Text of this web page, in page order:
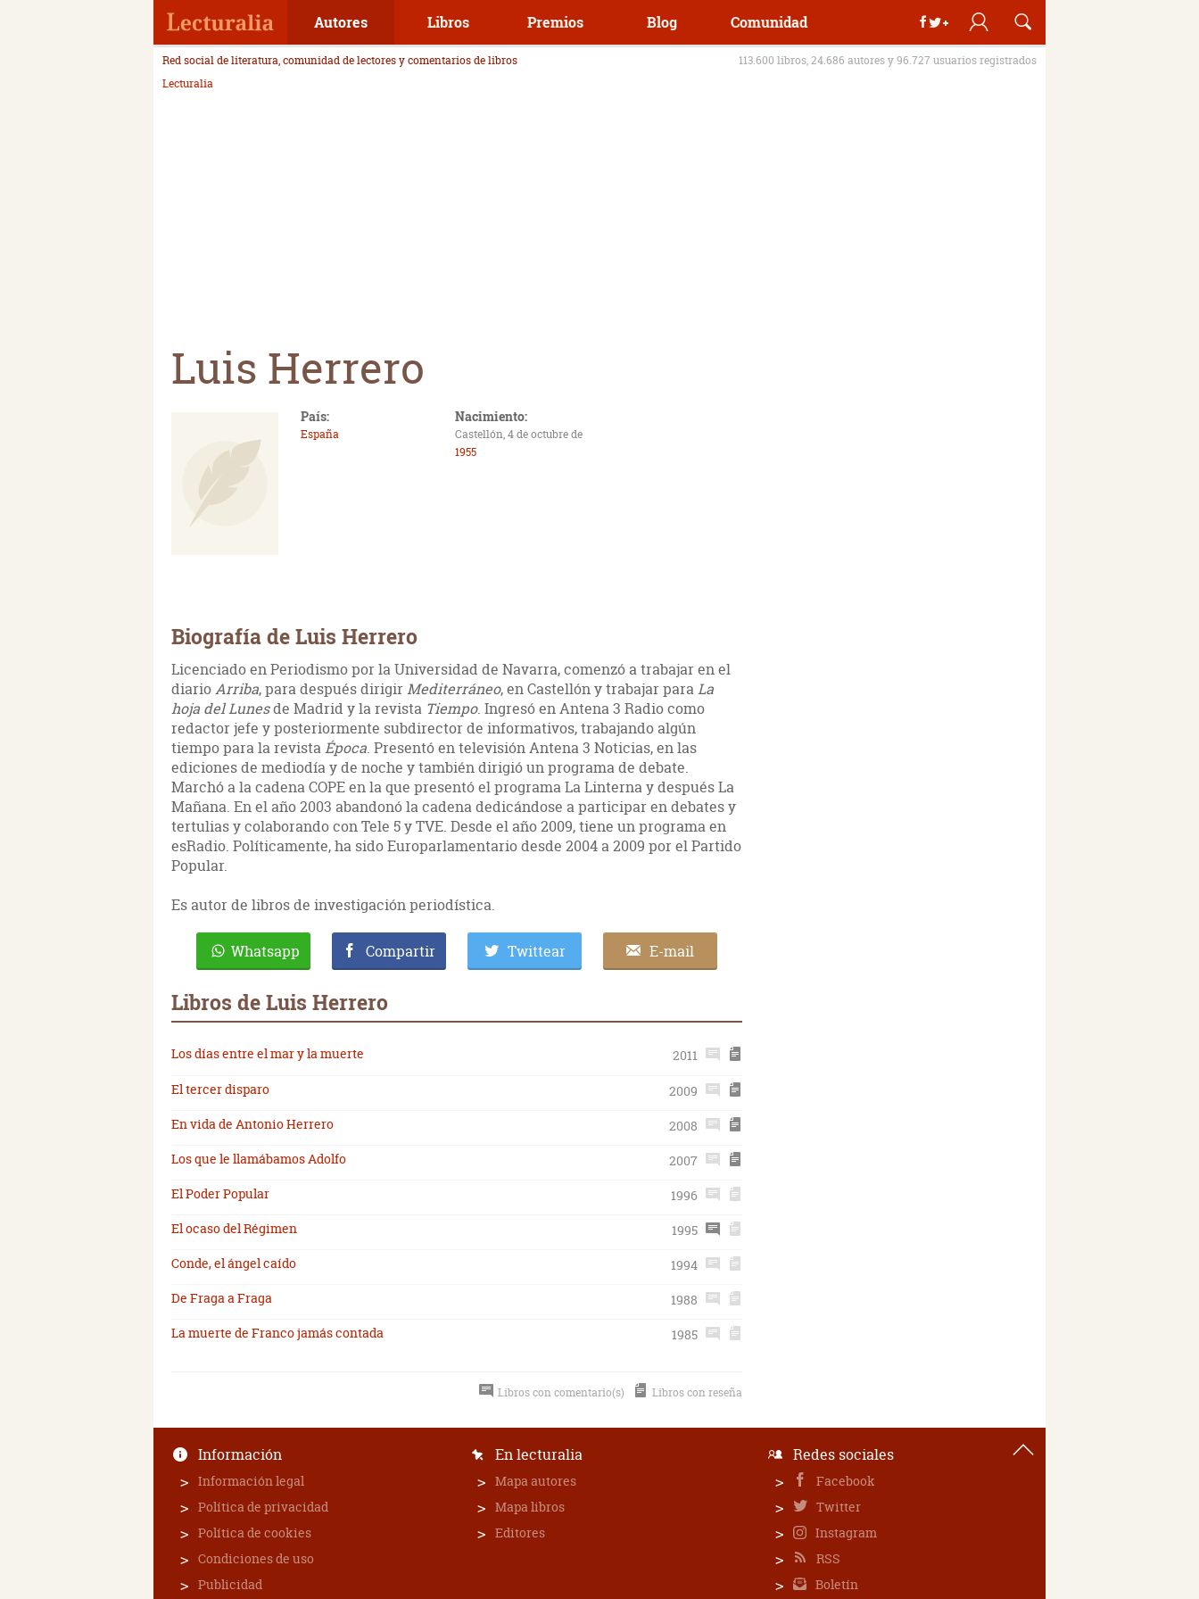
Autores Libros Premios Blog Comunidad
Red social de literatura, comunidad de lectores y comentarios de libros
113.600 libros, 24.686 autores y 96.727 usuarios registrados
Lecturalia
Luis Herrero
País:
España
Nacimiento:
Castellón, 4 de octubre de
1955
Biografía de Luis Herrero
Licenciado en Periodismo por la Universidad de Navarra, comenzó a trabajar en el
diarioArriba, para después dirigir Mediterráneo, en Castellón y trabajar paraLa
hoja del Lunesde Madrid y la revista Tiempo. Ingresó en Antena 3 Radio como
redactor jefe y posteriormente subdirector de informativos, trabajando algún
tiempo para la revistaÉpoca. Presentó en televisión Antena 3 Noticias, en las
ediciones de mediodía y de noche y también dirigió un programa de debate.
Marchó a la cadena COPE en la que presentó el programa La Linterna y después La
Mañana. En el año 2003 abandonó la cadena dedicándose a participar en debates y
tertulias y colaborando con Tele 5 y TVE. Desde el año 2009, tiene un programa en
esRadio. Políticamente, ha sido Europarlamentario desde 2004 a 2009 por el Partido
Popular.
Es autor de libros de investigación periodística.
Whatsapp Compartir Twittear E-mail
Libros de Luis Herrero
Los días entre el mar y la muerte
2011
El tercer disparo
2009
En vida de Antonio Herrero
2008
Los que le llamábamos Adolfo
2007
El Poder Popular
1996
El ocaso del Régimen
1995
Conde, el ángel caído
1994
De Fraga a Fraga
1988
La muerte de Franco jamás contada
1985
Libros con comentario(s) Libros con reseña
Información
Información legal
Política de privacidad
Política de cookies
Condiciones de uso
Publicidad
En lecturalia
Mapa autores
Mapa libros
Editores
Redes sociales
Facebook
Twitter
Instagram
RSS
Boletín